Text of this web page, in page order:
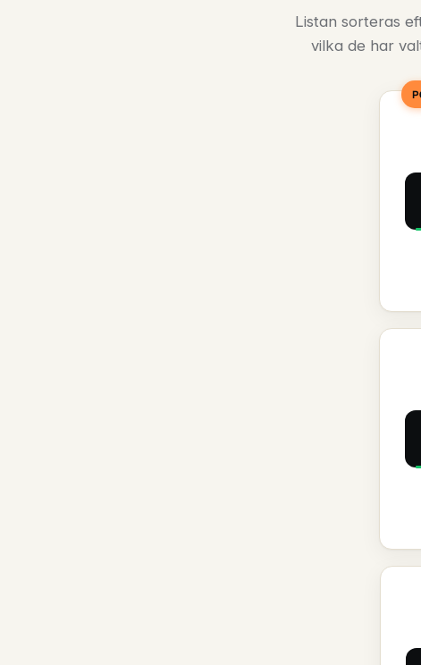
Listan sorteras
vilka de har